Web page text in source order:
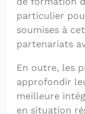
particulier
soumises à
partenariats
En outre, les
approfondir
meilleure
en situation